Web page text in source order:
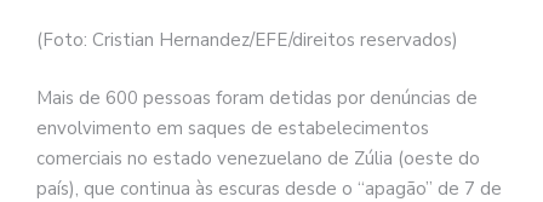
(Foto: Cristian Hernandez/EFE/direitos reservados)
Mais de 600 pessoas foram detidas por denúncias de
envolvimento em saques de estabelecimentos
comerciais no estado venezuelano de Zúlia (oeste do
país), que continua às escuras desde o “apagão” de 7 de